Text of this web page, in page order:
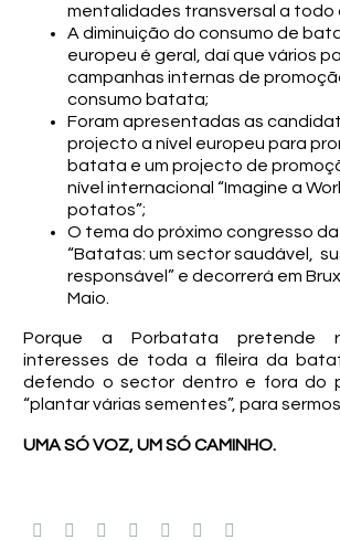
mentalidades transversal a todo
A diminuição do consumo de
europeu é geral, daí que vários
campanhas internas de
consumo batata;
Foram apresentadas as
projecto a nível europeu para
batata e um projecto de
nível internacional “Imagine a
potatos”;
O tema do próximo congresso
“Batatas: um sector saudável,
responsável” e decorrerá em
Maio.
Porque a Porbatata pretende
interesses de toda a fileira da
defendo o sector dentro e fora do
“plantar várias sementes”, para
UMA SÓ VOZ, UM SÓ CAMINHO.